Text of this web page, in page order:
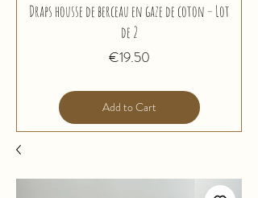
Draps housse de berceau en gaze de coton – Lot
de 2
€19.50Price
Add to Cart